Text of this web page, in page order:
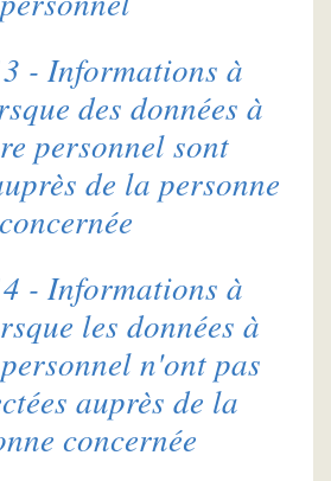
- Informations à
des données à
personnel sont
de la personne
concernée
- Informations à
les données à
n'ont pas
auprès de la
concernée